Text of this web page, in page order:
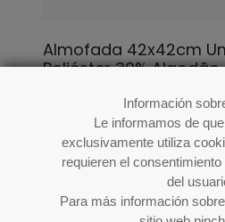
Información
Le informamos de
exclusivamente utiliza
requieren el
del
Para más información
Almofada 42x42cm
Poliéster 30%
Ref: 51121